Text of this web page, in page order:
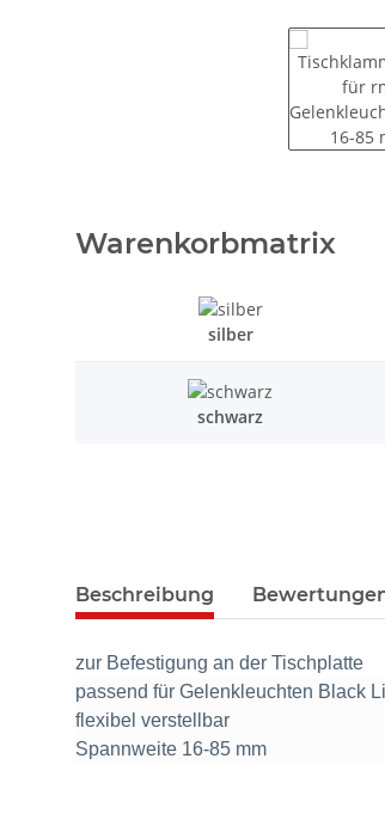
Warenkorbmatrix
silber
schwarz
Beschreibung
zur Befestigung an der Tischplatte
passend für Gelenkleuchten Black
flexibel verstellbar
Spannweite 16-85 mm